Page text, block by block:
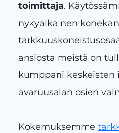
toimittaja.
nykyaikainen
ansiosta meistä on
kumppani keskeisten
avaruusalan osien
Kokemuksemme